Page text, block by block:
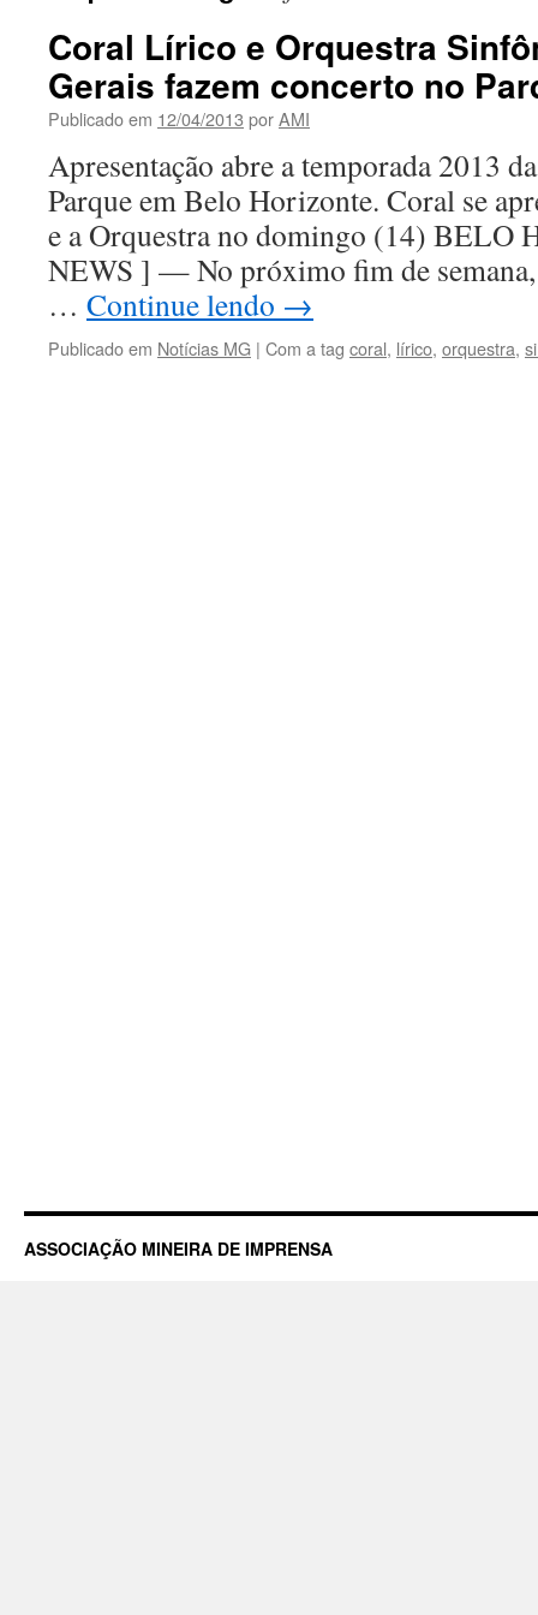
Coral Lírico e Orquestra
Gerais fazem concerto no
Publicado em 12/04/2013 porAMI
Apresentação abre a temporada 2013
Parque em Belo Horizonte. Coral se
e a Orquestra no domingo (14)
NEWS ] — No próximo fim de
… Continue lendo →
Publicado em Notícias MG | Com a tag coral, lírico, orquestra,
ASSOCIAÇÃO MINEIRA DE IMPRENSA